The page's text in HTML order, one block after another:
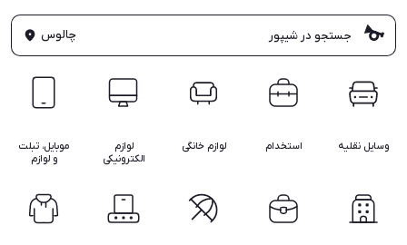
چالوس
وسایل نقلیه استخدام لوازم خانگی
لوازم
الکترونیکی
موبایل، تبلت
و لوازم